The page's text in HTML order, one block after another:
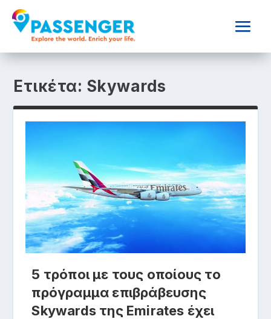
Ετικέτα: Skywards
5 τρόποι με τους οποίους το
πρόγραμμα επιβράβευσης
Skywards της Emirates έχει